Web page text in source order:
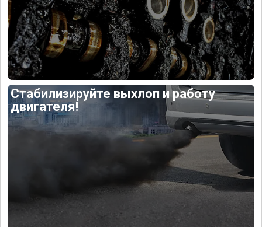
Стабилизируйте выхлоп и работу
двигателя!